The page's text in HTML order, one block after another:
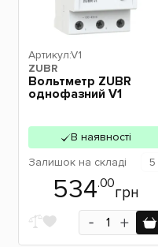
ZUBR
Артикул:V1
Вольтметр ZUBR
однофазний V1
В наявності
Залишок на складі 5
534.00
грн